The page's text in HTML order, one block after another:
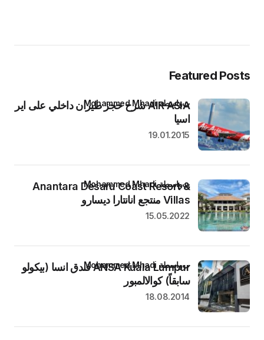
Featured Posts
AIR ASIA شرح حجز طيران داخلي على اير
اسيا
بواسطة Mohammed Mhadi
19.01.2015
Anantara Desaru Coast Resort &
Villas منتجع انانتارا ديسارو
بواسطة Mohammed Mhadi
15.05.2022
ANSA Kuala Lumpur فندق انسا (بيكولو
سابقاً) كوالالمبور
بواسطة Mohammed Mhadi
18.08.2014